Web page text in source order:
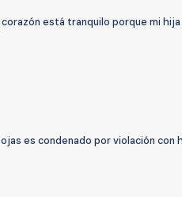
corazón está tranquilo porque mi
es condenado por violación con